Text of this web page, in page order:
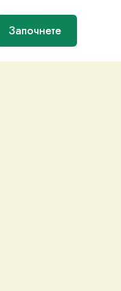
Започнете